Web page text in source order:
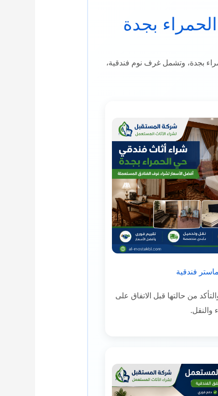
بجدة
بجدة، وتشمل غرف نوم فندقية،
فندقية
من حالتها قبل الاتفاق على
والنقل.